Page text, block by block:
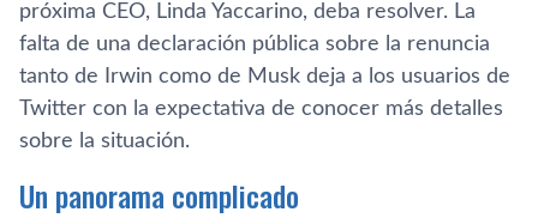
próxima CEO, Linda Yaccarino, deba resolver. La
falta de una declaración pública sobre la renuncia
tanto de Irwin como de Musk deja a los usuarios de
Twitter con la expectativa de conocer más detalles
sobre la situación.
Un panorama complicado